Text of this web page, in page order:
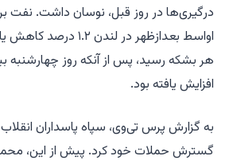
درگیری‌ها در روز قبل، نوسان داشت. نفت
افزایش یافته بود.
به گزارش پرس تی‌وی، سپاه پاسداران
گسترش حملات خود کرد. پیش از این،